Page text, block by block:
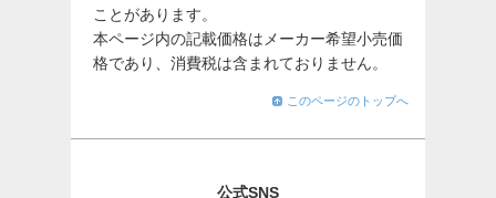
ことがあります。
本ページ内の記載価格はメーカー希望小売価
格であり、消費税は含まれておりません。
このページのトップへ
公式SNS